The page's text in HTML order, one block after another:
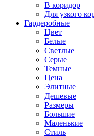
В коридор
Для узкого
Гардеробные
Цвет
Белые
Светлые
Серые
Темные
Цена
Элитные
Дешевые
Размеры
Большие
Маленькие
Стиль